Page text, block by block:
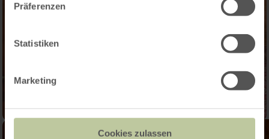
Präferenzen
Statistiken
Marketing
Cookies zulassen